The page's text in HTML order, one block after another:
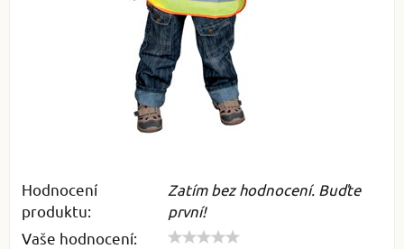
Hodnocení
produktu:
Zatím bez hodnocení. Buďte
první!
Vaše hodnocení: